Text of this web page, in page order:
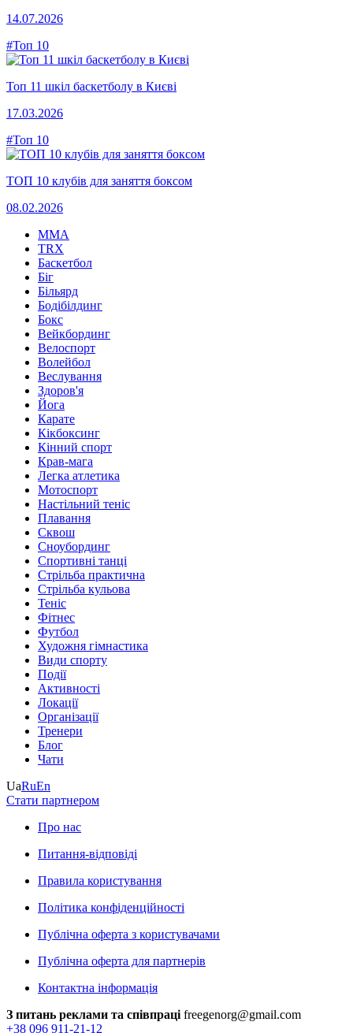
14.07.2026
#Топ 10
Топ 11 шкіл баскетболу в Києві
17.03.2026
#Топ 10
ТОП 10 клубів для заняття боксом
08.02.2026
MMA
TRX
Баскетбол
Біг
Більярд
Бодібілдинг
Бокс
Вейкбординг
Велоспорт
Волейбол
Веслування
Здоров'я
Йога
Карате
Кікбоксинг
Кінний спорт
Крав-мага
Легка атлетика
Мотоспорт
Настільний теніс
Плавання
Сквош
Сноубординг
Спортивні танці
Стрільба практична
Стрільба кульова
Теніс
Фітнес
Футбол
Художня гімнастика
Види спорту
Події
Активності
Локації
Організації
Тренери
Блог
Чати
UaRuEn
Стати партнером
Про нас
Питання-відповіді
Правила користування
Політика конфіденційності
Публічна оферта з користувачами
Публічна оферта для партнерів
Контактна інформація
З питань реклами та співпраці freegenorg@gmail.com
+38 096 911-21-12